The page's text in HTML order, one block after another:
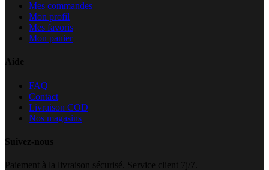
Mes commandes
Mon profil
Mes favoris
Mon panier
Aide
FAQ
Contact
Livraison COD
Nos magasins
Suivez-nous
Paiement à la livraison sécurisé. Service client 7j/7.